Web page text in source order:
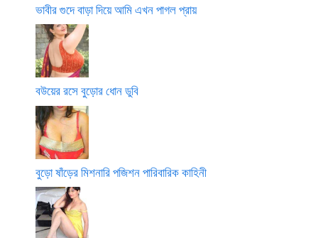
ভাবীর গুদে বাড়া দিয়ে আমি এখন পাগল প্রায়
বউয়ের রসে বুড়োর ধোন ডুবি
বুড়ো ষাঁড়ের মিশনারি পজিশন পারিবারিক কাহিনী